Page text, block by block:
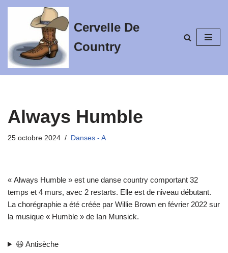
contenu
Cervelle De
Country
Always Humble
25 octobre 2024 Danses - A
« Always Humble » est une danse country comportant 32
temps et 4 murs, avec 2 restarts. Elle est de niveau débutant.
La chorégraphie a été créée par Willie Brown en février 2022 sur
la musique « Humble » de Ian Munsick.
😃 Antisèche